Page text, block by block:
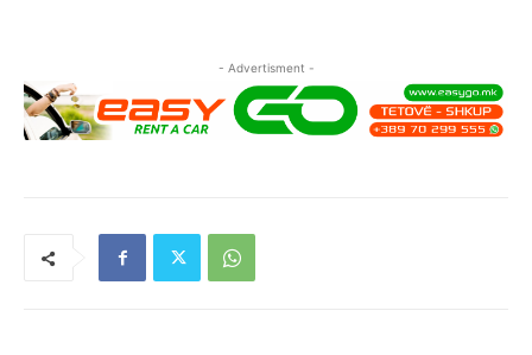
- Advertisment -